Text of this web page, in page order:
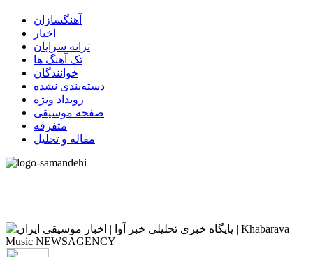
آهنگسازان
اخبار
ترانه سرایان
تک آهنگ ها
خوانندگان
دسته‌بندی نشده
رویداد ویژه
صفحه موسیقی
متفرقه
مقاله و تحلیل